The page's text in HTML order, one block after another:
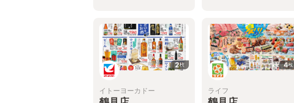
2枚
イトーヨーカドー
4枚
ライフ